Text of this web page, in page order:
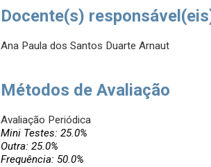
Docente(s)
Ana Paula dos Santos Duarte Arnaut
Métodos de Avaliação
Avaliação Periódica
Mini Testes: 25.0%
Outra: 25.0%
Frequência: 50.0%